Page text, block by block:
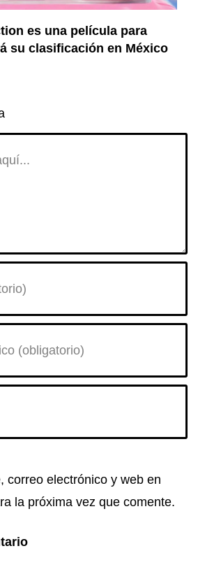
es una película para
su clasificación en México
correo electrónico y web en
la próxima vez que comente.